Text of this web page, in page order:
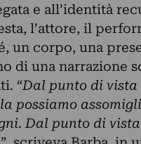
e all’identità
l’attore, il
un corpo, una
di una narrazione
“Dal punto di vista
possiamo
Dal punto di